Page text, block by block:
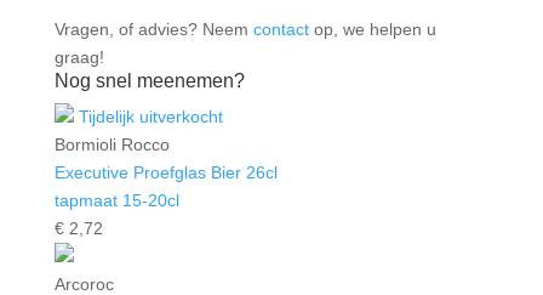
Vragen, of advies? Neem contactop, we helpen u
graag!
Nog snel meenemen?
Tijdelijk uitverkocht
Bormioli Rocco
Executive Proefglas Bier 26cl
tapmaat 15-20cl
€ 2, 72
Arcoroc